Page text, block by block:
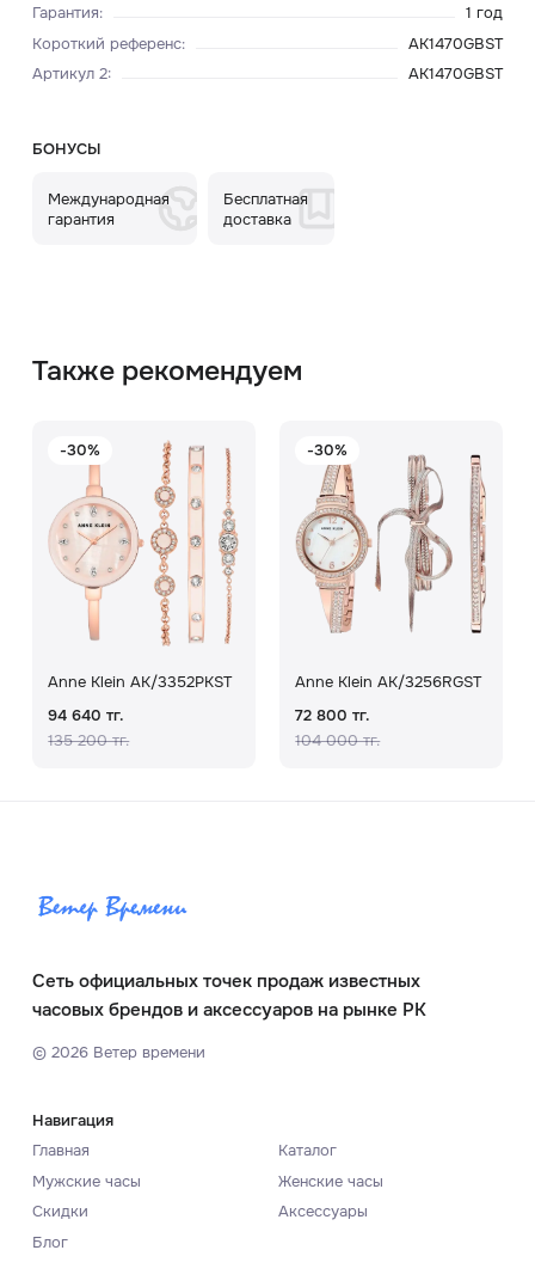
Гарантия:
1 год
Короткий референс:
AK1470GBST
Артикул 2: AK1470GBST
БОНУСЫ
Международная
гарантия
Бесплатная
доставка
Также рекомендуем
-30%
Anne Klein AK/3352PKST
94 640 тг.
135 200 тг.
-30%
Anne Klein AK/3256RGST
72 800 тг.
104 000 тг.
Сеть официальных точек продаж известных
часовых брендов и аксессуаров на рынке РК
© 2026Ветер времени
Навигация
Главная
Каталог
Мужские часы
Женские часы
Скидки
Аксессуары
Блог